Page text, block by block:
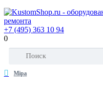
+7 (495) 363 10 94
0
Mipa